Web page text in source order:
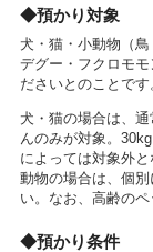
◆預かり対象
犬・猫・小動物（
デグー・フクロモ
ださいとのことです
犬・猫の場合は、
んのみが対象。
によっては対象外
動物の場合は、個
い。なお、高齢のペ
◆預かり条件